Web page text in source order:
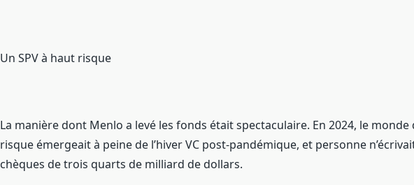
Un SPV à haut risque
La manière dont Menlo a levé les fonds était spectaculaire. En 2024, le monde
risque émergeait à peine de l’hiver VC post-pandémique, et personne
chèques de trois quarts de milliard de dollars.